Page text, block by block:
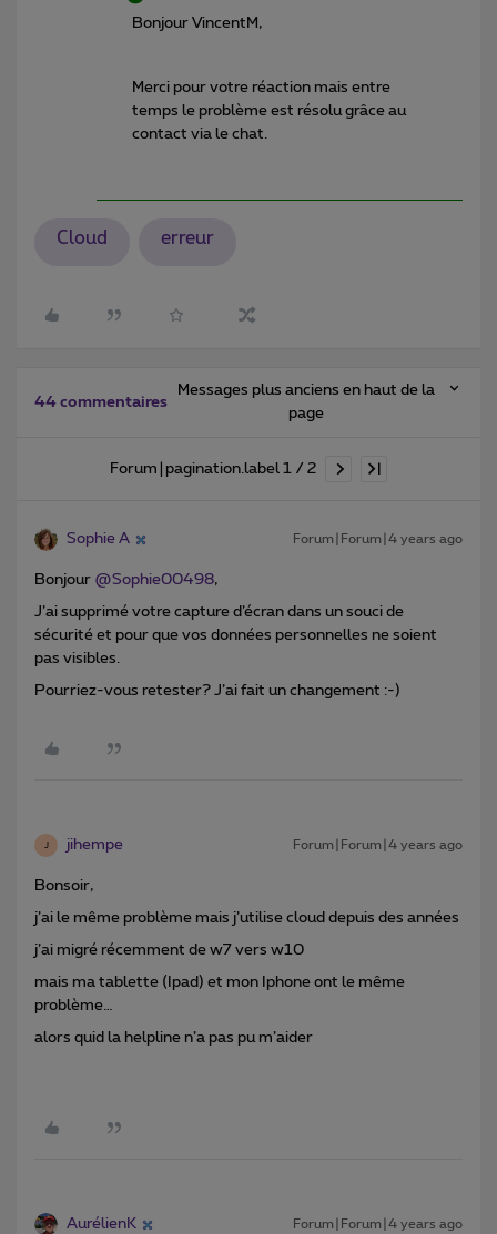
Bonjour VincentM,
Merci pour votre réaction mais entre
temps le problème est résolu grâce au
contact via le chat.
Cloud erreur
44 commentaires
Messages plus anciens en haut de la
page
Forum|pagination.label 1 / 2
Sophie A Forum|Forum|4 years ago
Bonjour @Sophie00498,
J’ai supprimé votre capture d’écran dans un souci de
sécurité et pour que vos données personnelles ne soient
pas visibles.
Pourriez-vous retester? J’ai fait un changement :-)
jihempe Forum|Forum|4 years ago
Bonsoir,
j’ai le même problème mais j’utilise cloud depuis des années
j’ai migré récemment de w7 vers w10
mais ma tablette (Ipad) et mon Iphone ont le même
problème…
alors quid la helpline n’a pas pu m’aider
AurélienK Forum|Forum|4 years ago